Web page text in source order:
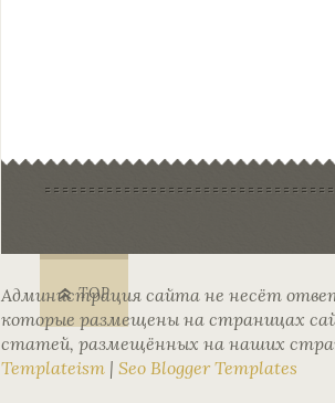
TOP
Администрация сайта не несёт
которые размещены на страницах
статей, размещённых на наших
Templateism | Seo Blogger Templates